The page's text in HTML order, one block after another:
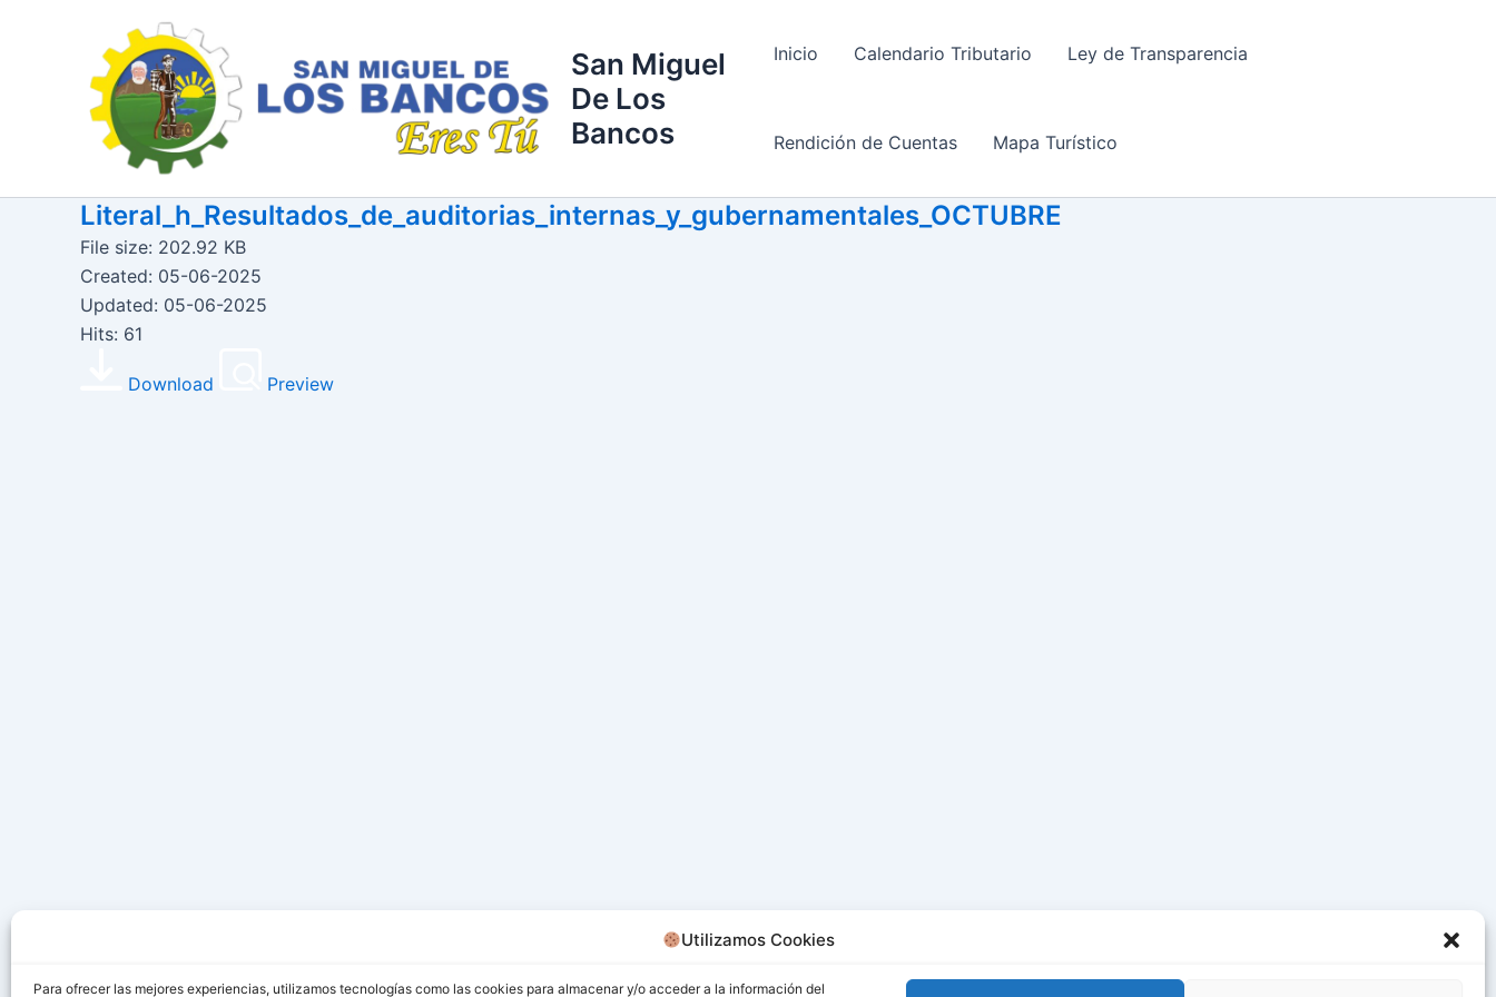
Utilizamos Cookies
Para ofrecer las mejores experiencias, utilizamos tecnologías como las cookies para almacenar y/o acceder a la información del
San Miguel
De Los
Bancos
Inicio Calendario Tributario Ley de Transparencia
Rendición de Cuentas Mapa Turístico
Literal_h_Resultados_de_auditorias_internas_y_gubernamentales_OCTUBRE
File size: 202.92 KB
Created: 05-06-2025
Updated: 05-06-2025
Hits: 61
Download Preview